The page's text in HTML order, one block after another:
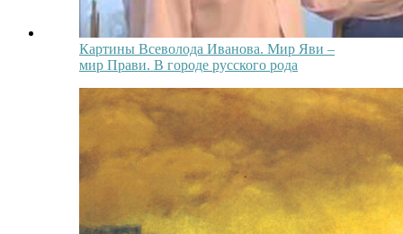
Картины Всеволода Иванова. Мир Яви –
мир Прави. В городе русского рода